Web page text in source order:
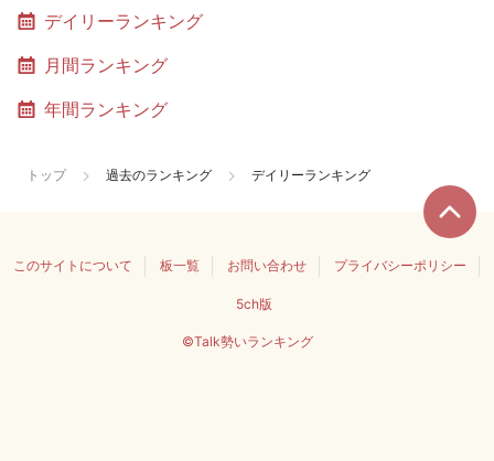
デイリーランキング
月間ランキング
年間ランキング
トップ 過去のランキング デイリーランキング
このサイトについて 板一覧 お問い合わせ プライバシーポリシー
5ch版
©Talk勢いランキング